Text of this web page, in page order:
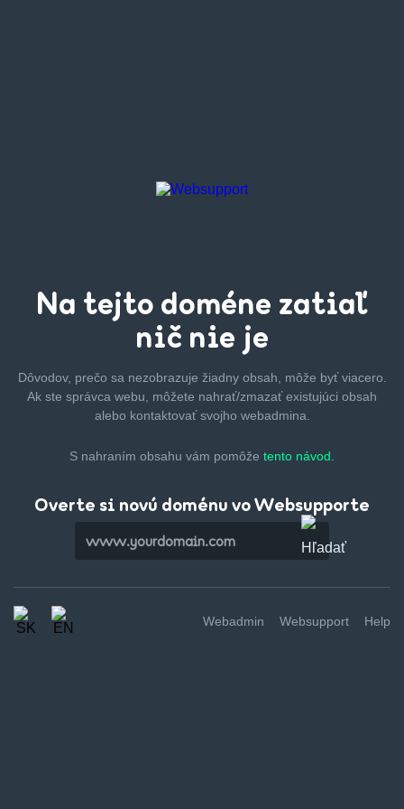
Na tejto doméne zatiaľ
nič nie je
Dôvodov, prečo sa nezobrazuje žiadny obsah, môže byťviacero.
Ak ste správca webu, môžete nahrať/zmazaťexistujúci obsah
alebo kontaktovať svojho webadmina.
S nahraním obsahu vám pomôže tento návod.
Overte si novú doménu vo Websupporte
Webadmin Websupport Help